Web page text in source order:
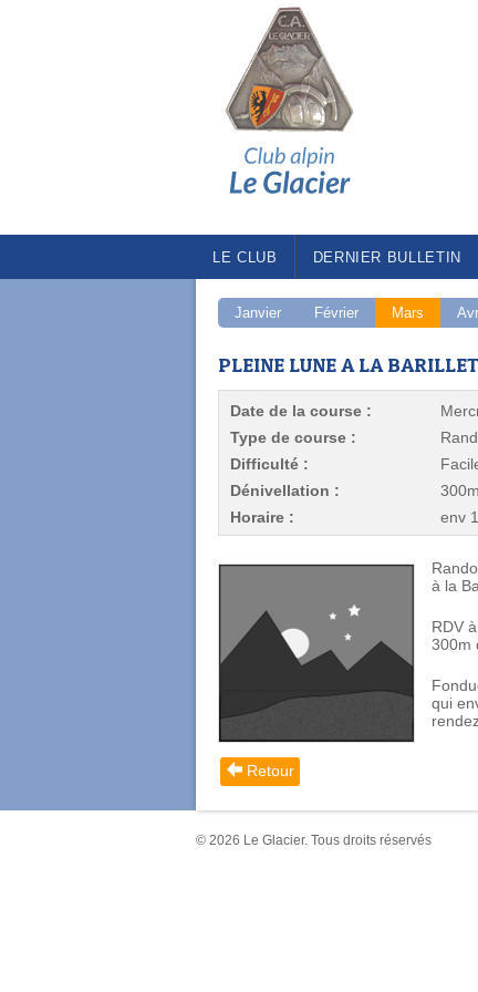
LE CLUB DERNIER BULLETIN
Janvier Février Mars
PLEINE LUNE A LA
Date de la course :
Type de course :
Difficulté :
Dénivellation :
300m
Horaire :
env
à la
RDV
300m
qui
Retour
© 2026 Le Glacier. Tous droits réservés